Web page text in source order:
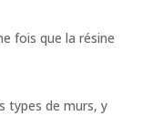
fois que la résine
types de murs, y